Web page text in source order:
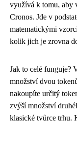
využívá k tomu, aby
Cronos. Jde v
matematickými
kolik jich je zrovna
Jak to celé funguje?
množství dvou
nakoupíte určitý
zvýší množství
klasické tvůrce trhu.